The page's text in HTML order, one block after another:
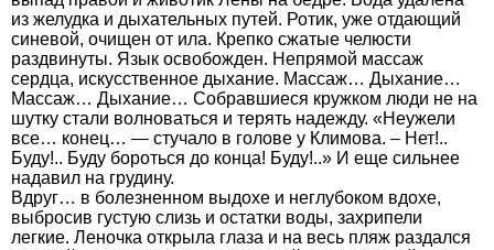
из желудка и дыхательных путей. Ротик, уже отдающий
синевой, очищен от ила. Крепко сжатые челюсти
раздвинуты. Язык освобожден. Непрямой массаж
сердца, искусственное дыхание. Массаж… Дыхание…
Массаж… Дыхание… Собравшиеся кружком люди не на
шутку стали волноваться и терять надежду. «Неужели
все… конец… — стучало в голове у Климова. – Нет!..
Буду!.. Буду бороться до конца! Буду!..» И еще сильнее
надавил на грудину.
Вдруг… в болезненном выдохе и неглубоком вдохе,
выбросив густую слизь и остатки воды, захрипели
легкие. Леночка открыла глаза и на весь пляж раздался